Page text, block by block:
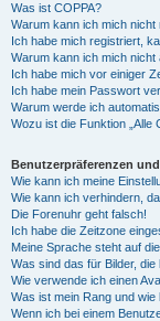
Was ist COPPA?
Warum kann ich mich nicht
Ich habe mich registriert,
Warum kann ich mich nicht
Ich habe mich vor einiger
Ich habe mein Passwort
Warum werde ich
Wozu ist die Funktion „Alle
Benutzerpräferenzen
Wie kann ich meine
Wie kann ich verhindern,
Die Forenuhr geht falsch!
Ich habe die Zeitzone
Meine Sprache steht auf
Was sind das für Bilder,
Wie verwende ich einen
Was ist mein Rang und
Wenn ich bei einem